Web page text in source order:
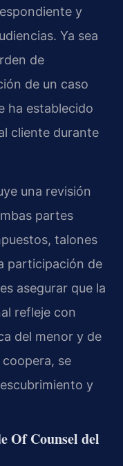
y
Ya sea
de
de un caso
ha establecido
cliente durante
una revisión
partes
talones
participación de
asegurar que la
refleje con
del menor y de
se
y
Of Counsel del